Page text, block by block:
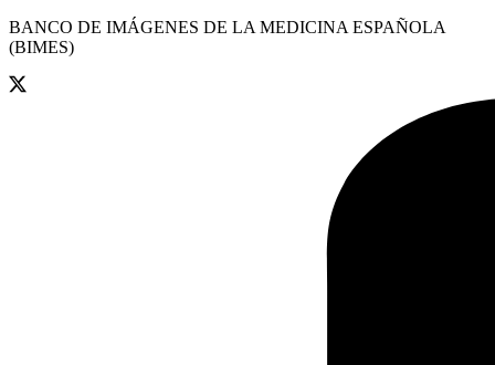
BANCO DE IMÁGENES DE LA MEDICINA ESPAÑOLA
(BIMES)